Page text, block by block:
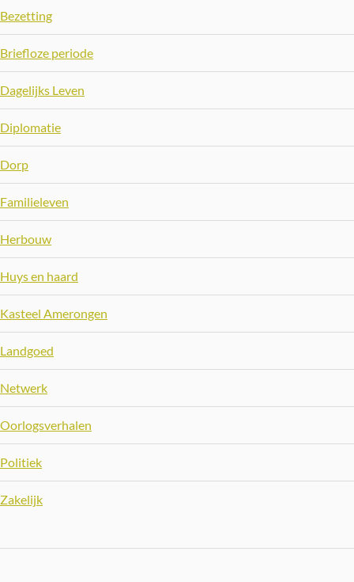
Bezetting
Briefloze periode
Dagelijks Leven
Diplomatie
Dorp
Familieleven
Herbouw
Huys en haard
Kasteel Amerongen
Landgoed
Netwerk
Oorlogsverhalen
Politiek
Zakelijk